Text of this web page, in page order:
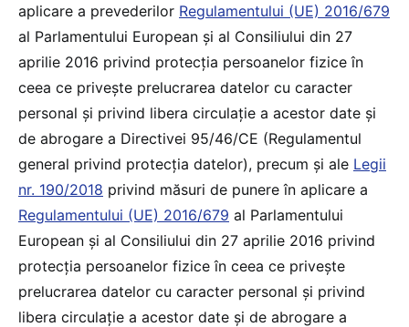
aplicare a prevederilor Regulamentului (UE) 2016/679
al Parlamentului European și al Consiliului din 27
aprilie 2016 privind protecția persoanelor fizice în
ceea ce privește prelucrarea datelor cu caracter
personal și privind libera circulație a acestor date și
de abrogare a Directivei 95/46/CE (Regulamentul
general privind protecția datelor), precum și ale Legii
nr. 190/2018 privind măsuri de punere în aplicare a
Regulamentului (UE) 2016/679 al Parlamentului
European și al Consiliului din 27 aprilie 2016 privind
protecția persoanelor fizice în ceea ce privește
prelucrarea datelor cu caracter personal și privind
libera circulație a acestor date și de abrogare a